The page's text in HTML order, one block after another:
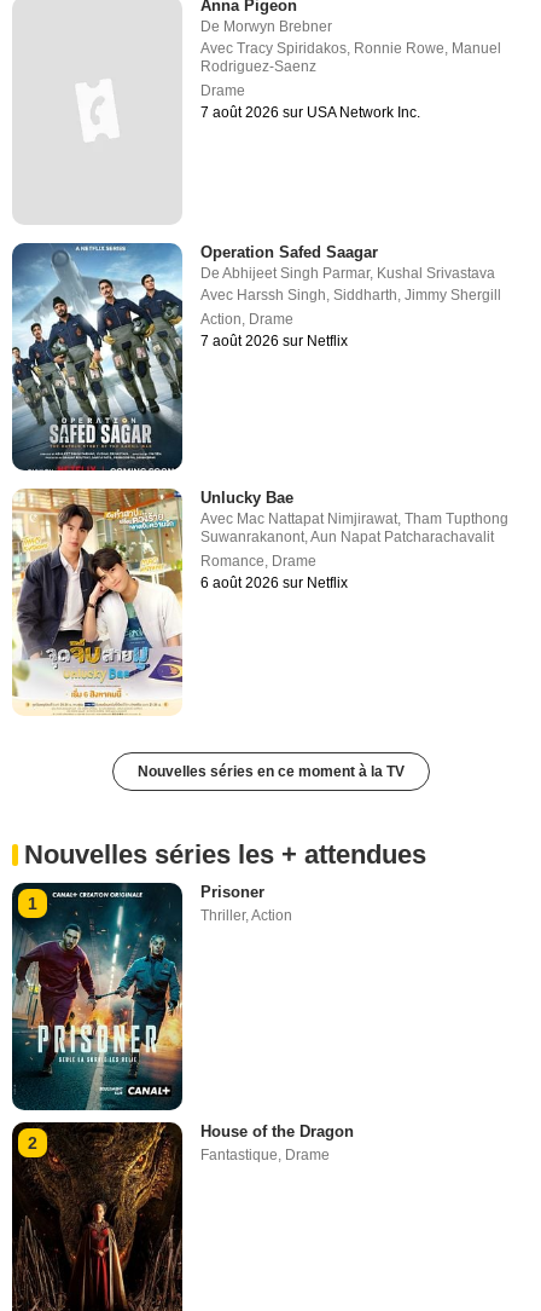
Anna Pigeon
De Morwyn Brebner
AvecTracy Spiridakos, Ronnie Rowe, Manuel
Rodriguez-Saenz
Drame
7 août 2026 sur USA Network Inc.
Operation Safed Saagar
DeAbhijeet Singh Parmar, Kushal Srivastava
Avec Harssh Singh ,Siddharth ,Jimmy Shergill
Action Drame
7 août 2026 sur Netflix
Unlucky Bae
Avec Mac Nattapat Nimjirawat,Tham Tupthong
Suwanrakanont,Aun Napat Patcharachavalit
Romance, Drame
6 août 2026 sur Netflix
Nouvelles séries en ce moment à la TV
Nouvelles séries les + attendues
1
Prisoner
Thriller,Action
2
House of the Dragon
Fantastique, Drame